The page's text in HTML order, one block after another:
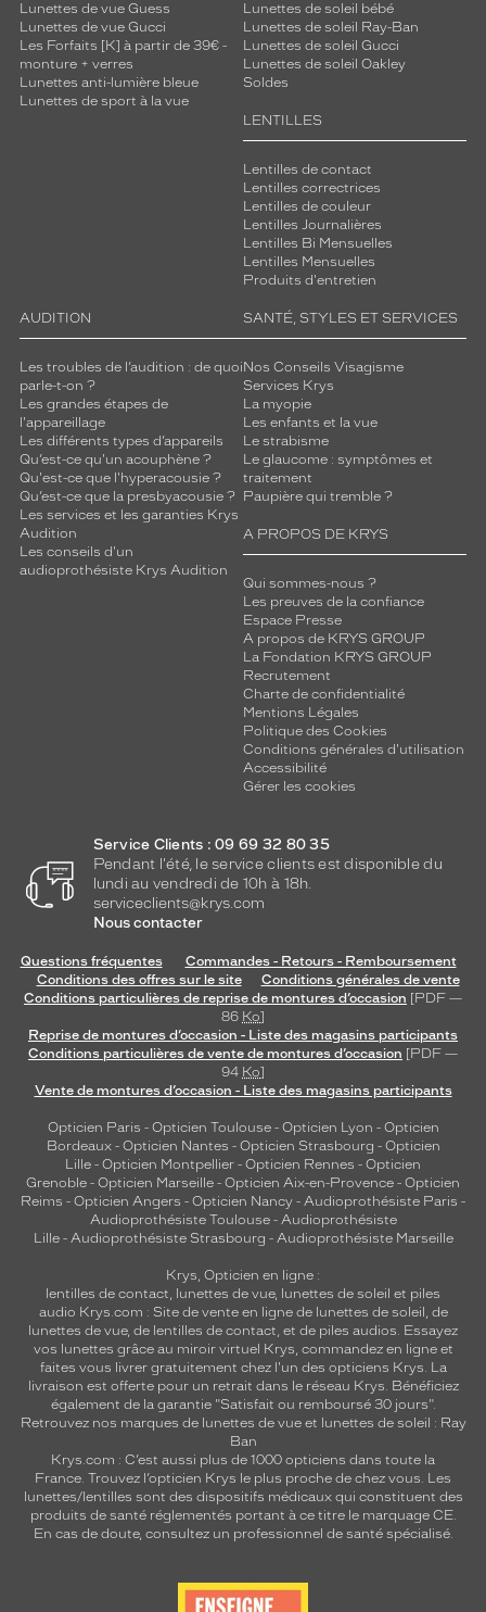
Lunettes de vue Guess
Lunettes de vue Gucci
Les Forfaits [K] à partir de 39€ -
monture + verres
Lunettes anti-lumière bleue
Lunettes de sport à la vue
Lunettes de soleil bébé
Lunettes de soleil Ray-Ban
Lunettes de soleil Gucci
Lunettes de soleil Oakley
Soldes
LENTILLES
Lentilles de contact
Lentilles correctrices
Lentilles de couleur
Lentilles Journalières
Lentilles Bi Mensuelles
Lentilles Mensuelles
Produits d'entretien
AUDITION
Les troubles de l’audition : de quoi
parle-t-on ?
Les grandes étapes de
l'appareillage
Les différents types d’appareils
Qu’est-ce qu'un acouphène ?
Qu'est-ce que l'hyperacousie ?
Qu’est-ce que la presbyacousie ?
Les services et les garanties Krys
Audition
Les conseils d'un
audioprothésiste Krys Audition
SANTÉ, STYLES ET SERVICES
Nos Conseils Visagisme
Services Krys
La myopie
Les enfants et la vue
Le strabisme
Le glaucome : symptômes et
traitement
Paupière qui tremble ?
A PROPOS DE KRYS
Qui sommes-nous ?
Les preuves de la confiance
Espace Presse
A propos de KRYS GROUP
La Fondation KRYS GROUP
Recrutement
Charte de confidentialité
Mentions Légales
Politique des Cookies
Conditions générales d'utilisation
Accessibilité
Gérer les cookies
Service Clients : 09 69 32 80 35
Pendant l'été, le service clients est disponible du
lundi au vendredi de 10h à 18h.
serviceclients@krys.com
Nous contacter
Questions fréquentes
Commandes - Retours - Remboursement
Conditions des offres sur le site
Conditions générales de vente
Conditions particulières de reprise de montures d’occasion [PDF —
86 Ko]
Reprise de montures d’occasion - Liste des magasins participants
Conditions particulières de vente de montures d’occasion [PDF —
94 Ko]
Vente de montures d’occasion - Liste des magasins participants
Opticien Paris - Opticien Toulouse- Opticien Lyon - Opticien
Bordeaux- Opticien Nantes - Opticien Strasbourg - Opticien
Lille - Opticien Montpellier - Opticien Rennes - Opticien
Grenoble - Opticien Marseille - Opticien Aix-en-Provence - Opticien
Reims - Opticien Angers - Opticien Nancy - Audioprothésiste Paris -
Audioprothésiste Toulouse- Audioprothésiste
Lille- Audioprothésiste Strasbourg - Audioprothésiste Marseille
Krys, Opticien en ligne :
lentilles de contact, lunettes de vue, lunettes de soleil et piles
audio Krys.com : Site de vente en ligne de lunettes de soleil, de
lunettes de vue, de lentilles de contact, et de piles audios. Essayez
vos lunettes grâce au miroir virtuel Krys, commandez en ligne et
faites vous livrer gratuitement chez l'un des opticiens Krys. La
livraison est offerte pour un retrait dans le réseau Krys. Bénéficiez
également de la garantie "Satisfait ou remboursé 30 jours".
Retrouvez nos marques de lunettes de vue et lunettes de soleil : Ray
Ban
Krys.com : C’est aussi plus de 1000 opticiens dans toute la
France. Trouvez l’opticien Krys le plus proche de chez vous. Les
lunettes/lentilles sont des dispositifs médicaux qui constituent des
produits de santé réglementés portant à ce titre le marquage CE.
En cas de doute, consultez un professionnel de santé spécialisé.